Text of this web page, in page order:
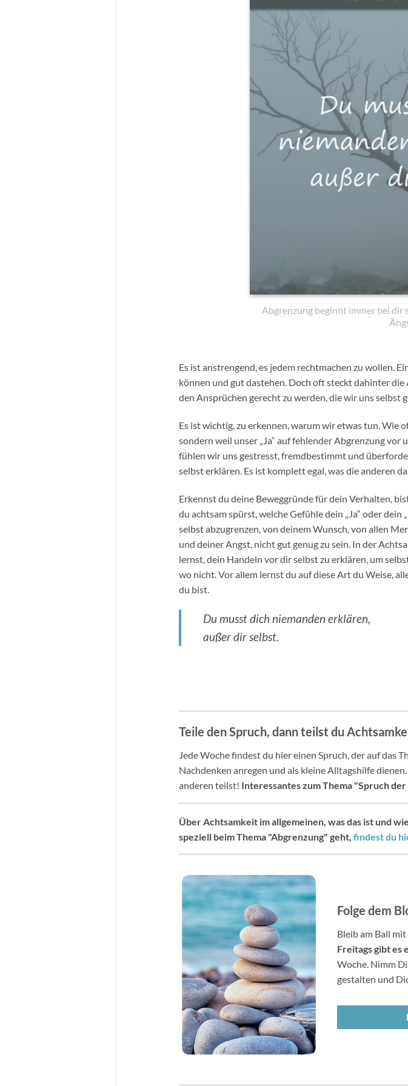
Abgrenzung beginnt immer bei dir
Es ist anstrengend, es jedem rechtmachen zu wollen.
können und gut dastehen. Doch oft steckt dahinter
den Ansprüchen gerecht zu werden, die wir uns selbst
Es ist wichtig, zu erkennen, warum wir etwas tun. Wie
sondern weil unser „Ja“ auf fehlender Abgrenzung
fühlen wir uns gestresst, fremdbestimmt und
selbst erklären. Es ist komplett egal, was die anderen
Erkennst du deine Beweggründe für dein Verhalten,
du achtsam spürst, welche Gefühle dein „Ja“ oder
selbst abzugrenzen, von deinem Wunsch, von allen
und deiner Angst, nicht gut genug zu sein. In der
lernst, dein Handeln vor dir selbst zu erklären, um
wo nicht. Vor allem lernst du auf diese Art du Weise,
du bist.
Du musst dich niemanden erklären,
außer dir selbst.
Teile den Spruch, dann teilst du
Jede Woche findest du hier einen Spruch, der auf das
Nachdenken anregen und als kleine Alltagshilfe
anderen teilst! Interessantes zum Thema "Spruch
Über Achtsamkeit im allgemeinen, was das ist und
speziell beim Thema "Abgrenzung" geht, findest du
Folge dem
Bleib am Ball
Freitags gibt es
Woche. Nimm
gestalten und